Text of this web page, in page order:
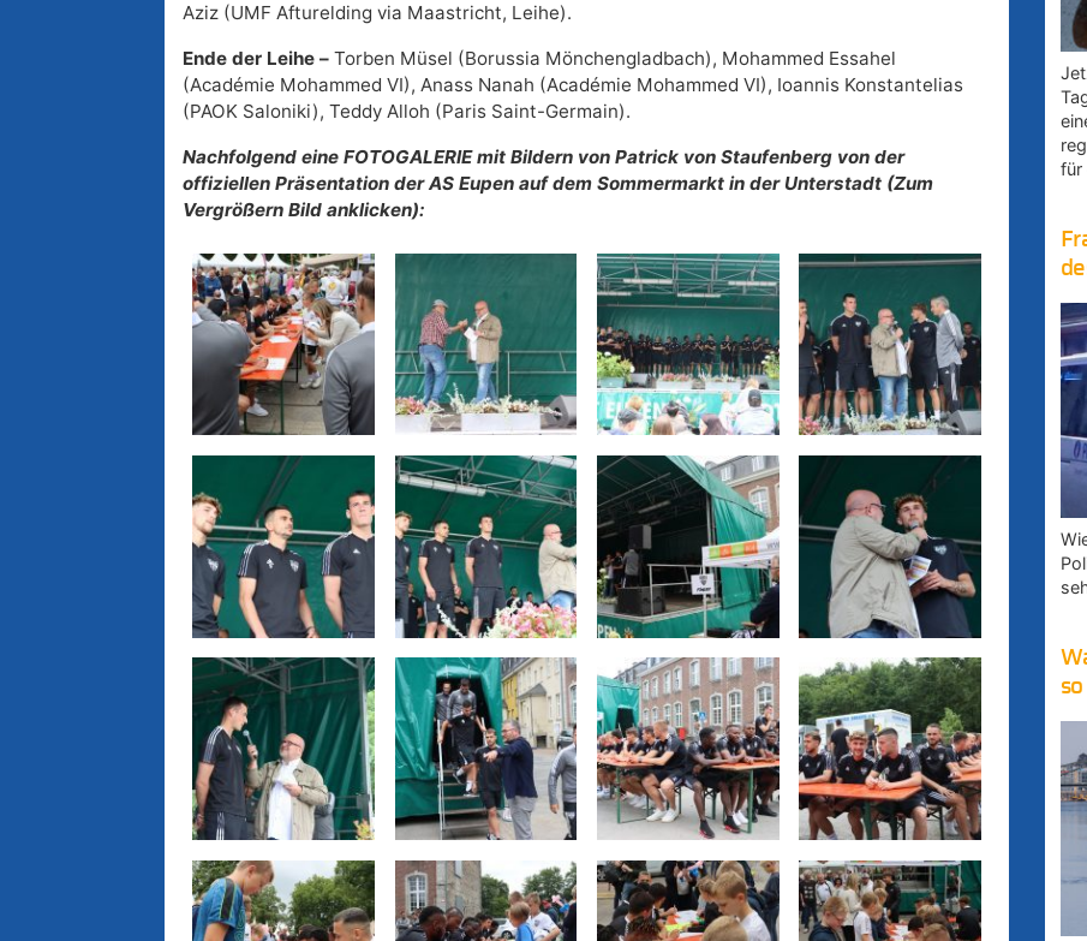
Aziz (UMF Afturelding via Maastricht, Leihe).
Ende der Leihe – Torben Müsel (Borussia Mönchengladbach), Mohammed Essahel
(Académie Mohammed VI), Anass Nanah (Académie Mohammed VI), Ioannis Konstantelias
(PAOK Saloniki), Teddy Alloh (Paris Saint-Germain).
Nachfolgend eine FOTOGALERIE mit Bildern von Patrick von Staufenberg von der
offiziellen Präsentation der AS Eupen auf dem Sommermarkt in der Unterstadt (Zum
Vergrößern Bild anklicken):
für